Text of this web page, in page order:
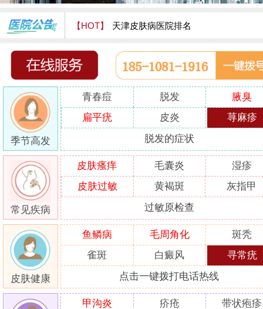
【HOT】 天津皮肤病医院排名
天津津门皮肤病医院怎么样
季节高发
青春痘 脱发
腋臭
扁平疣
皮炎 荨麻疹
脱发的症状
常见疾病
皮肤瘙痒 毛囊炎
湿疹
皮肤过敏
黄褐斑 灰指甲
过敏原检查
皮肤健康
鱼鳞病 毛周角化
斑秃
雀斑
白癜风 寻常疣
点击一键拨打电话热线
甲沟炎 疥疮
带状疱疹